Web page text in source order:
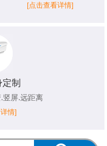
[点击查看详情]
制
竖屏.远距离
情]